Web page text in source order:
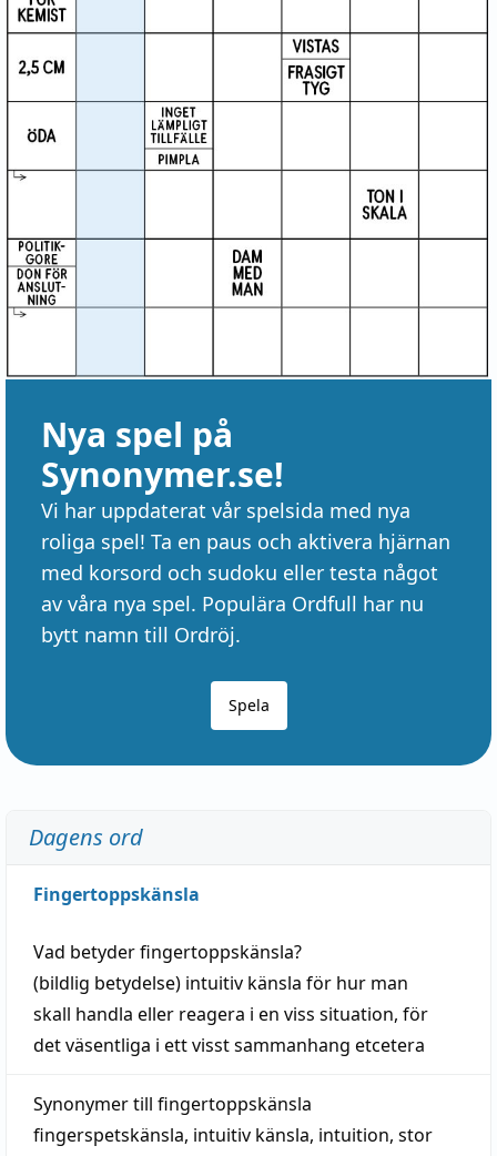
Nya spel på
Synonymer.se!
Vi har uppdaterat vår spelsida med nya
roliga spel! Ta en paus och aktivera hjärnan
med korsord och sudoku eller testa något
av våra nya spel. Populära Ordfull har nu
bytt namn till Ordröj.
Spela
Dagens ord
Fingertoppskänsla
Vad betyderfingertoppskänsla?
(bildlig betydelse) intuitiv känsla för hur man
skall handla eller reagera i en viss situation, för
det väsentliga i ett visstsammanhang etcetera
Synonymer till fingertoppskänsla
fingerspetskänsla, intuitiv känsla, intuition, stor